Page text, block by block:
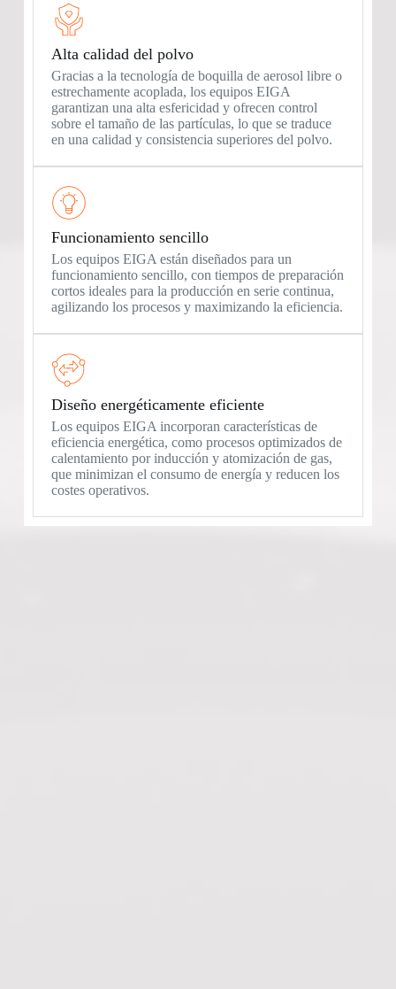
Alta calidad del polvo
Gracias a la tecnología de boquilla de aerosol libre o
estrechamente acoplada, los equipos EIGA
garantizan una alta esfericidad y ofrecen control
sobre el tamaño de las partículas, lo que se traduce
en una calidad y consistencia superiores del polvo.
Funcionamiento sencillo
Los equipos EIGA están diseñados para un
funcionamiento sencillo, con tiempos de preparación
cortos ideales para la producción en serie continua,
agilizando los procesos y maximizando la eficiencia.
Diseño energéticamente eficiente
Los equipos EIGA incorporan características de
eficiencia energética, como procesos optimizados de
calentamiento por inducción y atomización de gas,
que minimizan el consumo de energía y reducen los
costes operativos.